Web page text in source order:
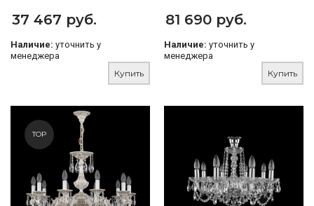
37 467 руб.
Наличие: уточнить у
менеджера
Купить
81 690 руб.
Наличие: уточнить у
менеджера
Купить
TOP